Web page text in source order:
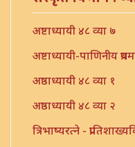
अष्टाध्यायी ४८ व्या ७
अष्टाध्यायी-पाणिनीय
अष्ठाध्यायी ४८ व्या १
अष्ठाध्यायी ४८ व्या २
त्रिभाष्यरत्ने -